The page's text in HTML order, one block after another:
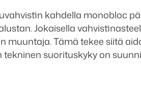
kahdella monobloc
Jokaisella
muuntaja. Tämä tekee siitä
tekninen suorituskyky on